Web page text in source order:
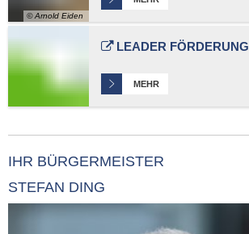
© Arnold Eiden
LEADER FÖRDERUNG
MEHR
IHR BÜRGERMEISTER
STEFAN DING